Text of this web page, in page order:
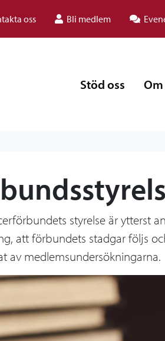
oss Bli medlem
Stöd oss
styrelse är ytterst
att förbundets stadgar följs
av medlemsundersökningarna.